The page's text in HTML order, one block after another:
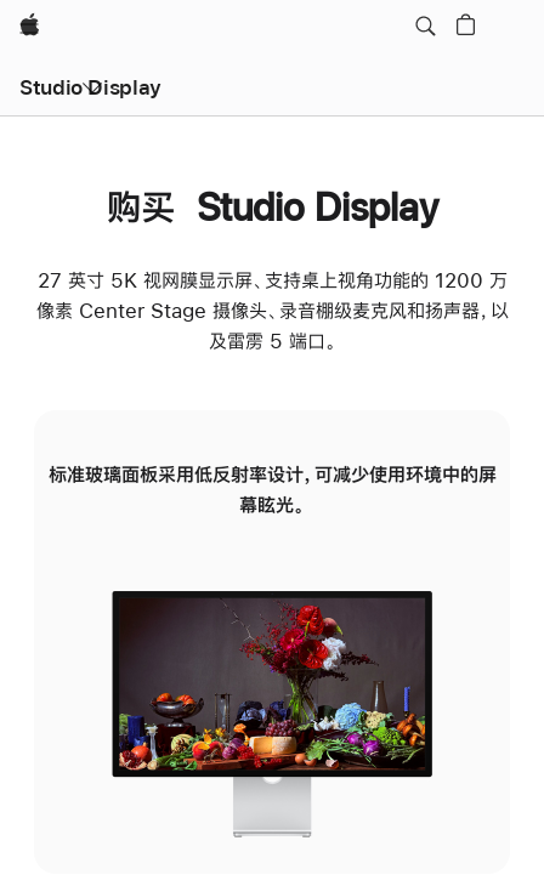
Apple
Studio Display
购买 Studio Display
27 英寸 5K 视网膜显示屏、支持桌上视角功能的 1200 万
像素 Center Stage 摄像头、录音棚级麦克风和扬声器，以
及雷雳 5 端口。
标准玻璃面板采用低反射率设计，可减少使用环境中的屏
幕眩光。